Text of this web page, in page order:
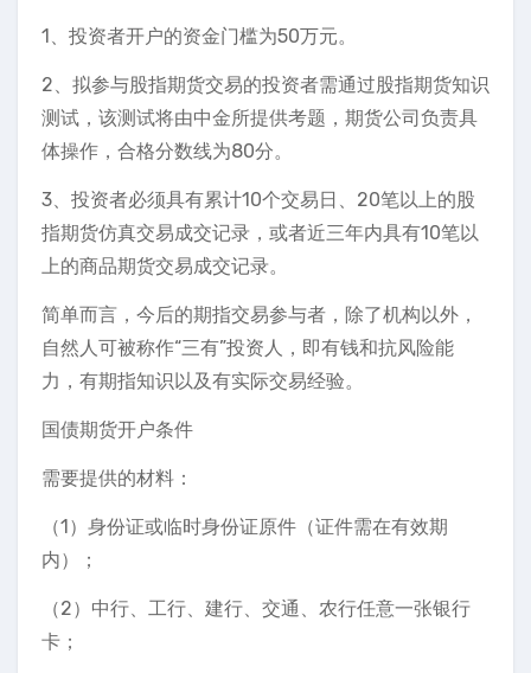
1、投资者开户的资金门槛为50万元。
2、拟参与股指期货交易的投资者需通过股指期货知识
测试，该测试将由中金所提供考题，期货公司负责具
体操作，合格分数线为80分。
3、投资者必须具有累计10个交易日、20笔以上的股
指期货仿真交易成交记录，或者近三年内具有10笔以
上的商品期货交易成交记录。
简单而言，今后的期指交易参与者，除了机构以外，
自然人可被称作“三有”投资人，即有钱和抗风险能
力，有期指知识以及有实际交易经验。
国债期货开户条件
需要提供的材料：
（1）身份证或临时身份证原件（证件需在有效期
内）；
（2）中行、工行、建行、交通、农行任意一张银行
卡；